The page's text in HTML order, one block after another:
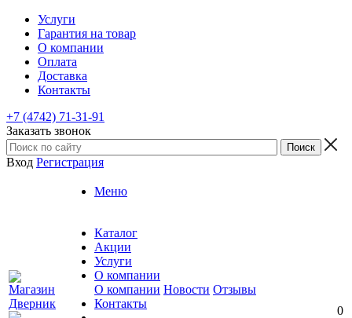
Услуги
Гарантия на товар
О компании
Оплата
Доставка
Контакты
+7 (4742) 71-31-91
Заказать звонок
Вход Регистрация
Меню
Каталог
Акции
Услуги
О компании
О компании Новости Отзывы
Контакты
0